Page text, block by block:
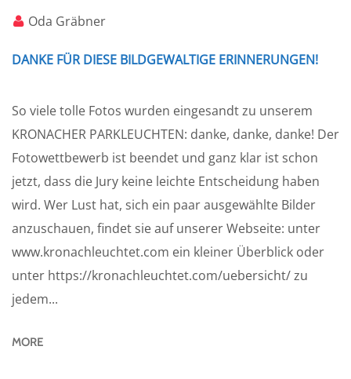
Oda Gräbner
DANKE FÜR DIESE BILDGEWALTIGE ERINNERUNGEN!
So viele tolle Fotos wurden eingesandt zu unserem
KRONACHER PARKLEUCHTEN: danke, danke, danke! Der
Fotowettbewerb ist beendet und ganz klar ist schon
jetzt, dass die Jury keine leichte Entscheidung haben
wird. Wer Lust hat, sich ein paar ausgewählte Bilder
anzuschauen, findet sie auf unserer Webseite: unter
www.kronachleuchtet.com ein kleiner Überblick oder
unter https://kronachleuchtet.com/uebersicht/ zu
jedem...
MORE